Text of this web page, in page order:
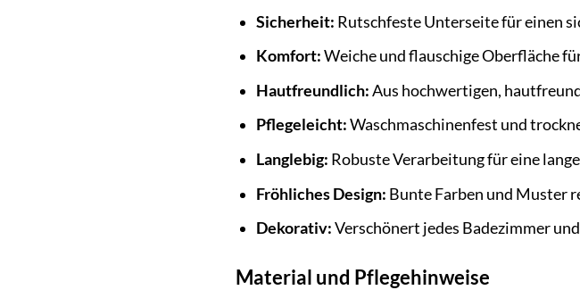
Sicherheit: Rutschfeste Unterseite für einen
Komfort:Weiche und flauschige Oberfläche
Hautfreundlich:Aus hochwertigen,
Pflegeleicht:Waschmaschinenfest und
Langlebig: Robuste Verarbeitung für eine
Fröhliches Design: Bunte Farben und Muster
Dekorativ:Verschönert jedes Badezimmer
Material und Pflegehinweise